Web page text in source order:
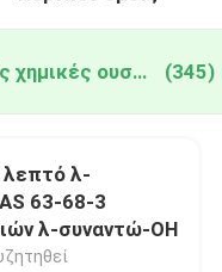
ΚΙΝΑ Βιομηχανικές λεπτές χημικές ουσίες (345)
λεπτό λ-
63-68-3
λ-συναντώ-OH